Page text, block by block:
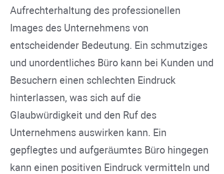
Aufrechterhaltung des professionellen
Images des Unternehmens von
entscheidender Bedeutung. Ein schmutziges
und unordentliches Büro kann bei Kunden und
Besuchern einen schlechten Eindruck
hinterlassen, was sich auf die
Glaubwürdigkeit und den Ruf des
Unternehmens auswirken kann. Ein
gepflegtes und aufgeräumtes Büro hingegen
kann einen positiven Eindruck vermitteln und